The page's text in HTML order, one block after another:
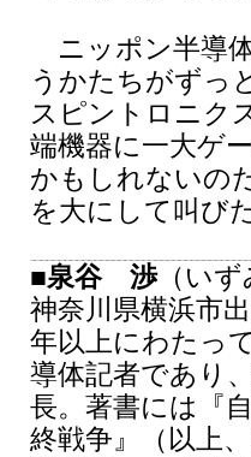
ニッポン半導
うかたちがずっ
スピントロニク
端機器に一大ゲ
かもしれないの
を大にして叫び
■泉谷 渉（い
神奈川県横浜市
年以上にわたっ
導体記者であり
長。著書には『
終戦争』（以上